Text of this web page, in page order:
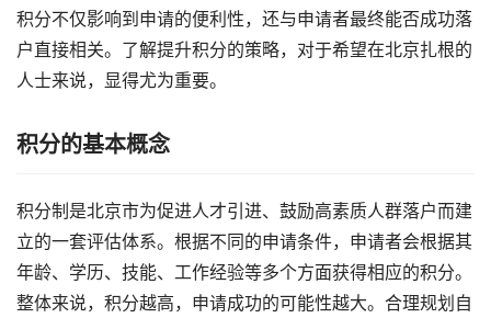
积分不仅影响到申请的便利性，还与申请者最终能否成功落
户直接相关。了解提升积分的策略，对于希望在北京扎根的
人士来说，显得尤为重要。
积分的基本概念
积分制是北京市为促进人才引进、鼓励高素质人群落户而建
立的一套评估体系。根据不同的申请条件，申请者会根据其
年龄、学历、技能、工作经验等多个方面获得相应的积分。
整体来说，积分越高，申请成功的可能性越大。合理规划自